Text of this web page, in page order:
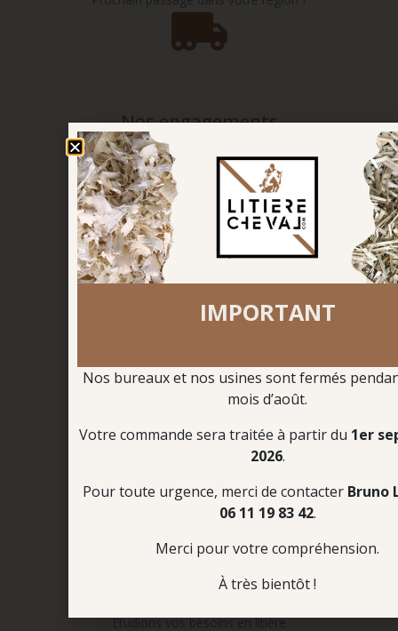
Nos engagements
pour l’environnement
Paiement sécurisé
4 X sans frais
Commandez votre litière
Etude personnalisée
Étudions vos besoins en litière
IMPORTANT
Nos bureaux et nos usines sont fermés
mois d’août.
Votre commande sera traitée à partir du 1er
2026.
Pour toute urgence, merci de contacter Bruno
06 11 19 83 42.
Merci pour votre compréhension.
À très bientôt !